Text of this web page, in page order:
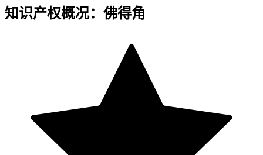
知识产权概况：佛得角